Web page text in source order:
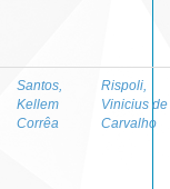
Santos,
Kellem
Corrêa
Rispoli,
Vinicius de
Carvalho